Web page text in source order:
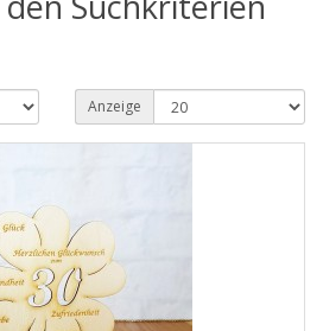
Anzeige